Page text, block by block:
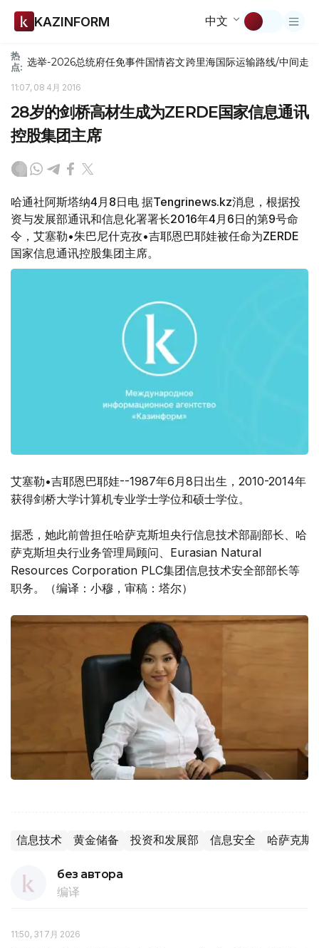
KAZINFORM 中文
热
点: 选举-2026总统府任免事件国情咨文跨里海国际运输路线/中间走廊
11:07, 08 4月 2016
28岁的剑桥高材生成为ZERDE国家信息通讯
控股集团主席
哈通社阿斯塔纳4月8日电 据Tengrinews.kz消息，根据投
资与发展部通讯和信息化署署长2016年4月6日的第9号命
令，艾塞勒•朱巴尼什克孜•吉耶恩巴耶娃被任命为ZERDE
国家信息通讯控股集团主席。
艾塞勒•吉耶恩巴耶娃--1987年6月8日出生，2010-2014年
获得剑桥大学计算机专业学士学位和硕士学位。
据悉，她此前曾担任哈萨克斯坦央行信息技术部副部长、哈
萨克斯坦央行业务管理局顾问、Eurasian Natural
Resources Corporation PLC集团信息技术安全部部长等
职务。（编译：小穆，审稿：塔尔）
信息技术 黄金储备 投资和发展部 信息安全 哈萨克斯
без автора
编译
11:50, 31 7月 2026